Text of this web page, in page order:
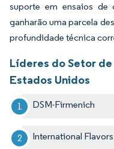
suporte em ensaios de
ganharão uma parcela
profundidade técnica
Líderes do Setor
Estados Unidos
DSM-Firmenich
International